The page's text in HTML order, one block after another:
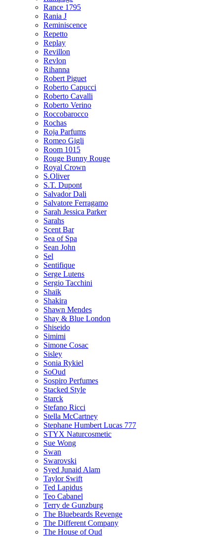
Rance 1795
Rania J
Reminiscence
Repetto
Replay
Revillon
Revlon
Rihanna
Robert Piguet
Roberto Capucci
Roberto Cavalli
Roberto Verino
Roccobarocco
Rochas
Roja Parfums
Romeo Gigli
Room 1015
Rouge Bunny Rouge
Royal Crown
S.Oliver
S.T. Dupont
Salvador Dali
Salvatore Ferragamo
Sarah Jessica Parker
Sarahs
Scent Bar
Sea of Spa
Sean John
Sel
Sentifique
Serge Lutens
Sergio Tacchini
Shaik
Shakira
Shawn Mendes
Shay & Blue London
Shiseido
Simimi
Simone Cosac
Sisley
Sonia Rykiel
SoOud
Sospiro Perfumes
Stacked Style
Starck
Stefano Ricci
Stella McCartney
Stephane Humbert Lucas 777
STYX Naturсosmetic
Sue Wong
Swan
Swarovski
Syed Junaid Alam
Taylor Swift
Ted Lapidus
Teo Cabanel
Terry de Gunzburg
The Bluebeards Revenge
The Different Company
The House of Oud